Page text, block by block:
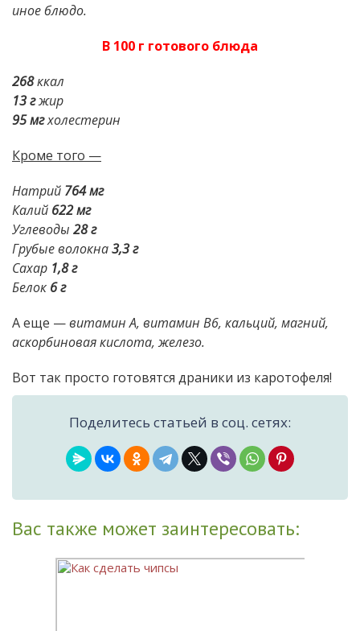
иное блюдо.
В 100 г готового блюда
268ккал
13 гжир
95 мгхолестерин
Кроме того —
Натрий 764 мг
Калий 622 мг
Углеводы 28 г
Грубые волокна3,3 г
Сахар 1,8 г
Белок 6 г
А еще —витамин А, витамин В6, кальций, магний,
аскорбиновая кислота, железо.
Вот так просто готовятся драники из каротофеля!
Поделитесь статьей в соц. сетях:
Вас также может заинтересовать: